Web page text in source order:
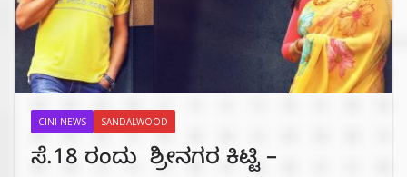
CINI NEWS SANDALWOOD
ಸೆ.18 ರಂದು ಶ್ರೀನಗರ ಕಿಟ್ಟಿ –